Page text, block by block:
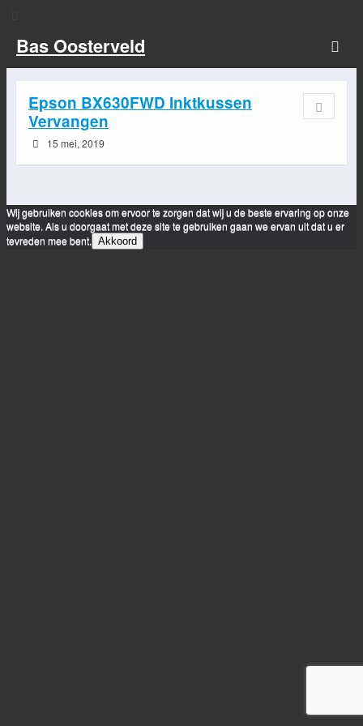
Bas Oosterveld
Epson BX630FWD Inktkussen
Vervangen
15 mei, 2019
Wij gebruiken cookies om ervoor te zorgen dat wij u de beste ervaring op onze
website. Als u doorgaat met deze site te gebruiken gaan we ervan uit dat u er
tevreden mee bent. Akkoord